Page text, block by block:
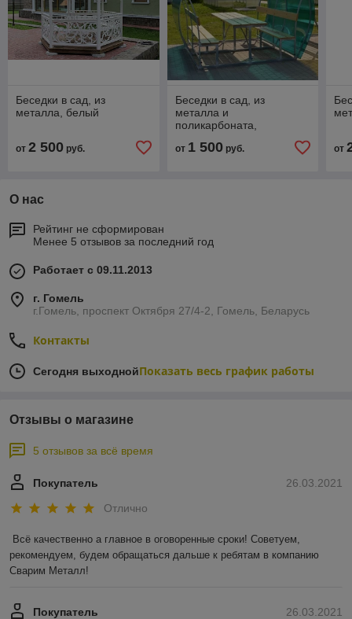
Беседки в сад, из
металла, белый
от 2 500 руб.
Беседки в сад, из
металла и
поликарбоната,
от 1 500руб. от
О нас
Рейтинг не сформирован
Менее 5 отзывов за последний год
Работает с 09.11.2013
г. Гомель
г.Гомель, проспект Октября 27/4-2, Гомель, Беларусь
Контакты
Сегодня выходнойПоказать весь график работы
Отзывы о магазине
5 отзывов за всё время
26.03.2021
Покупатель
Отлично
Всё качественно а главное в оговоренные сроки! Советуем,
рекомендуем, будем обращаться дальше к ребятам в компанию
Сварим Металл!
26.03.2021
Покупатель